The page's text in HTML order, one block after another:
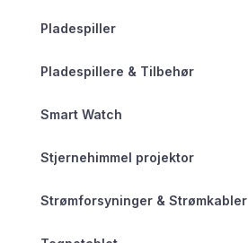
Pladespiller
Pladespillere & Tilbehør
Smart Watch
Stjernehimmel projektor
Strømforsyninger & Strømkabler